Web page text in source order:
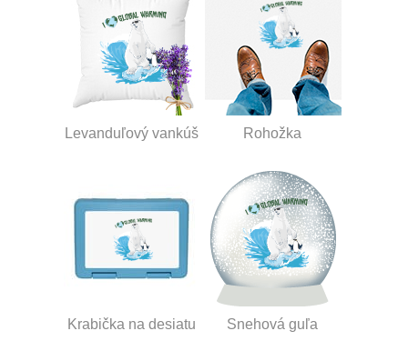
Levanduľový vankúš Rohožka
Krabička na desiatu Snehová guľa